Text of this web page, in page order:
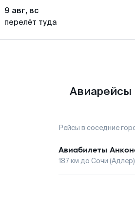
9 авг, вс
перелёт туда
Авиарейсы
Рейсы в соседние
Авиабилеты
187км до Сочи (Адлер)